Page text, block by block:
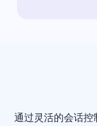
通过灵活的会话控